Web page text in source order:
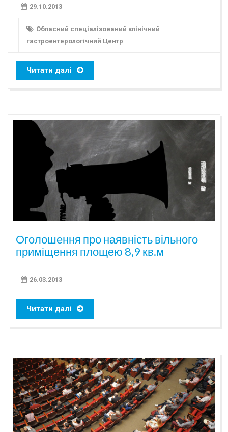
29.10.2013
Обласний спеціалізований клінічний
гастроентерологічний Центр
Читати далі
Оголошення про наявність вільного
приміщення площею 8,9 кв.м
26.03.2013
Читати далі